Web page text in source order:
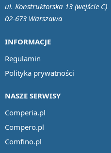
INFORMACJE
Regulamin
Polityka prywatności
NASZE SERWISY
Comperia.pl
Compero.pl
Comfino.pl
ul. Konstruktorska 13 (wejście C)
02-673 Warszawa